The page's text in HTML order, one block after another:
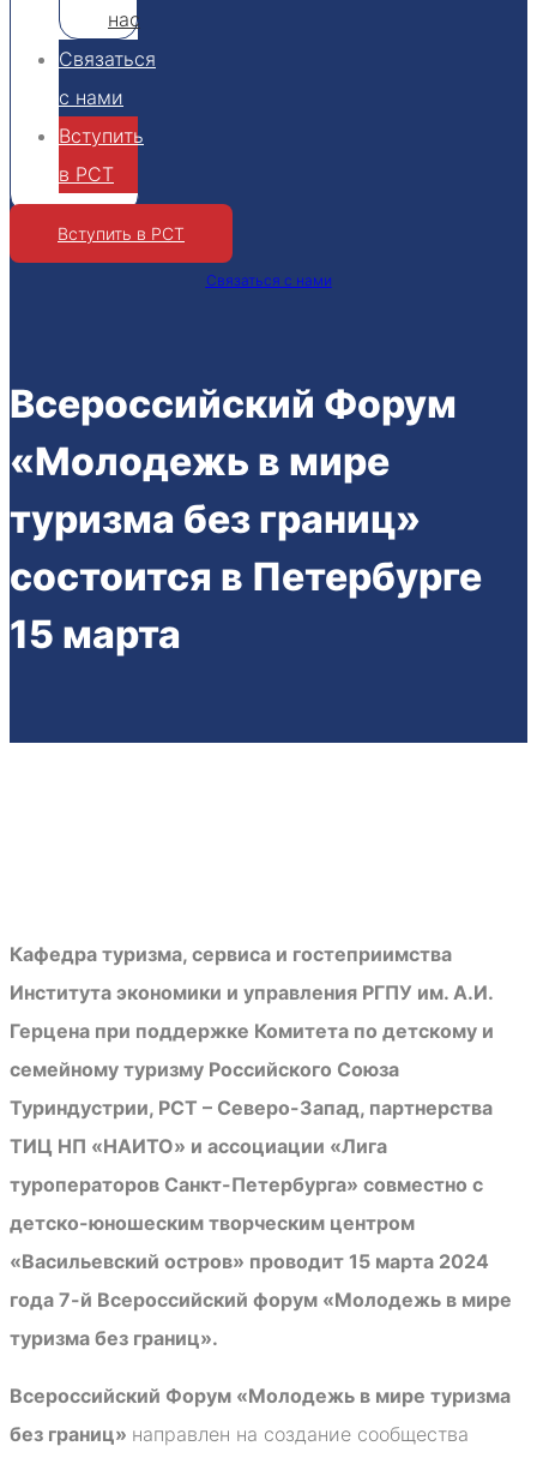
нас
Связаться
с нами
Вступить
в РСТ
Вступить в РСТ
Связаться с нами
Всероссийский Форум
«Молодежь в мире
туризма без границ»
состоится в Петербурге
15 марта
Кафедра туризма, сервиса и гостеприимства
Института экономики и управления РГПУ им. А.И.
Герцена при поддержке Комитета по детскому и
семейному туризму Российского Союза
Туриндустрии, РСТ – Северо-Запад, партнерства
ТИЦ НП «НАИТО» и ассоциации «Лига
туроператоров Санкт-Петербурга» совместно с
детско-юношеским творческим центром
«Васильевский остров» проводит 15 марта 2024
года 7-й Всероссийский форум «Молодежь в мире
туризма без границ».
Всероссийский Форум «Молодежь в мире туризма
без границ» направлен на создание сообщества